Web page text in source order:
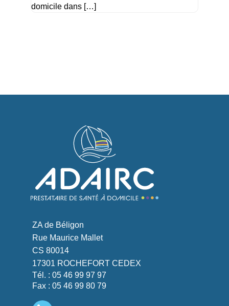
domicile dans […]
ZA de Béligon
Rue Maurice Mallet
CS 80014
17301 ROCHEFORT CEDEX
Tél. : 05 46 99 97 97
Fax : 05 46 99 80 79